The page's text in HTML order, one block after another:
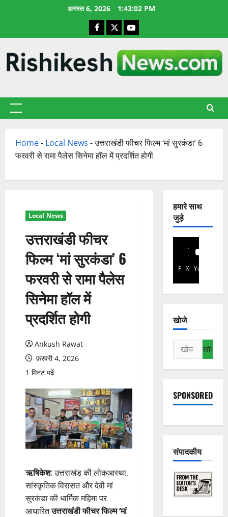
अगस्त 6, 2026 1:43:03 PM
Facebook
X YouTube
प्राथमिक
Home- Local News -उत्तराखंडी फीचर फिल्म ‘मां सुरकंडा’ 6
फरवरी से रामा पैलेस सिनेमा हॉल में प्रदर्शित होगी
Local News
उत्तराखंडी फीचर
फिल्म ‘मां सुरकंडा’ 6
फरवरी से रामा पैलेस
सिनेमा हॉल में
प्रदर्शित होगी
Ankush Rawat
फ़रवरी 4, 2026
1 मिनट पढ़ें
ऋषिकेश: उत्तराखंड की लोकआस्था,
सांस्कृतिक विरासत और देवी मां
सुरकंडा की धार्मिक महिमा पर
आधारितउत्तराखंडी फीचर फिल्म ‘मां
हमारे साथ
जुड़े
Facebook
X YouTube
खोजे
निम्न
को
खोजें:
SPONSORED
संपादकीय